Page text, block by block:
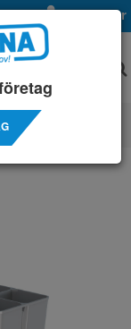
Mina sidor